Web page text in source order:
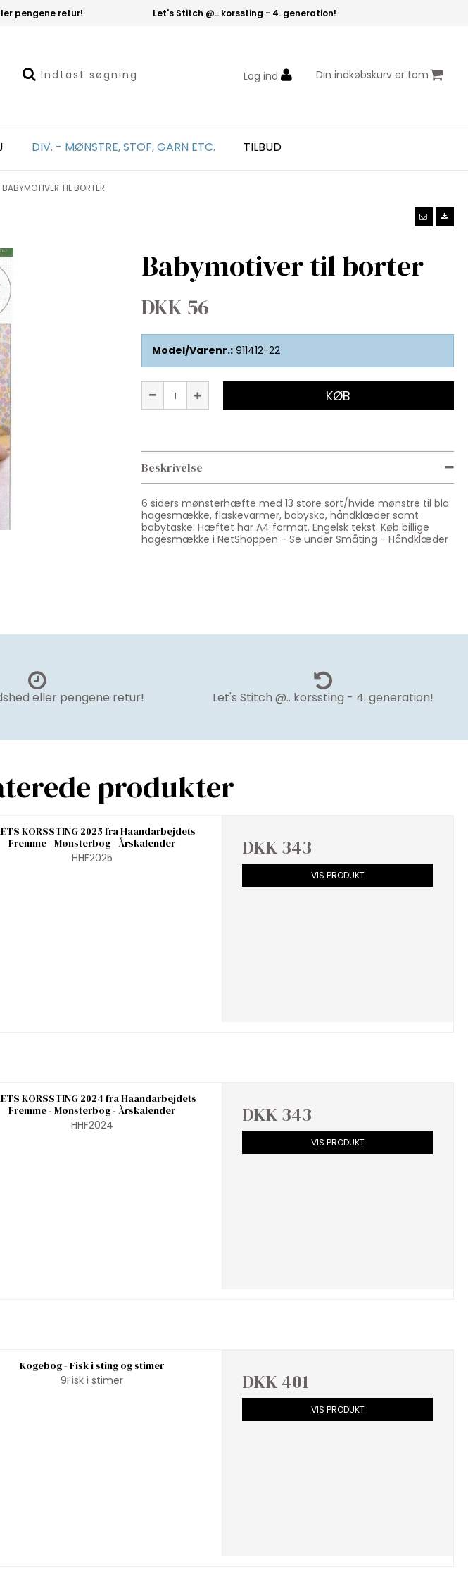
pengene retur! Let's Stitch @.. korssting - 4. generation!
Log ind Din indkøbskurv er tom
DIV. - MØNSTRE, STOF, GARN ETC. TILBUD
BABYMOTIVER TIL BORTER
Babymotiver til borter
DKK 56
Model/Varenr.: 911412-22
KØB
Beskrivelse
6 siders mønsterhæfte med 13 store sort/hvide mønstre til bla.
hagesmække, flaskevarmer, babysko, håndklæder samt
babytaske. Hæftet har A4 format. Engelsk tekst. Køb billige
hagesmække i NetShoppen - Se under Småting - Håndklæder
eller pengene retur! Let's Stitch @.. korssting - 4. generation!
produkter
KORSSTING 2025 fra Haandarbejdets
Fremme - Mønsterbog - Årskalender
HHF2025
DKK 343
VIS PRODUKT
KORSSTING 2024 fra Haandarbejdets
Fremme - Mønsterbog - Årskalender
HHF2024
DKK 343
VIS PRODUKT
Kogebog - Fisk i sting og stimer
9Fisk i stimer
DKK 401
VIS PRODUKT